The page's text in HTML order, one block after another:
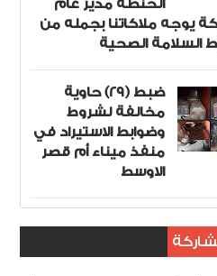
يوجه ملاكاتنا بجمله من
السلامة الصحية
ضبط (29) حاوية
مخالفة لشروط
وضوابط الاستيراد في
منفذ ميناء أم قصر
الاوسط